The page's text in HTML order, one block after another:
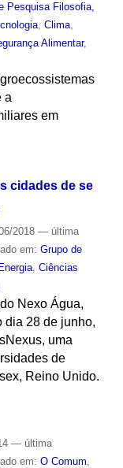
Pesquisa Filosofia,
, Clima,
Alimentar,
a
em
cidades de se
2018 — última
em: Grupo de
Energia, Ciências
Nexo Água,
dia 28 de junho,
uma
de
Reino Unido.
— última
em: O Comum